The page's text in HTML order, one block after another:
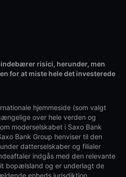
risici, herunder, men
for at miste hele det investerede
hjemmeside (som valgt
over hele verden og
moderselskabet i Saxo Bank
Bank Group henviser til den
datterselskaber og filialer
indgås med den relevante
bopælsland og er underlagt de